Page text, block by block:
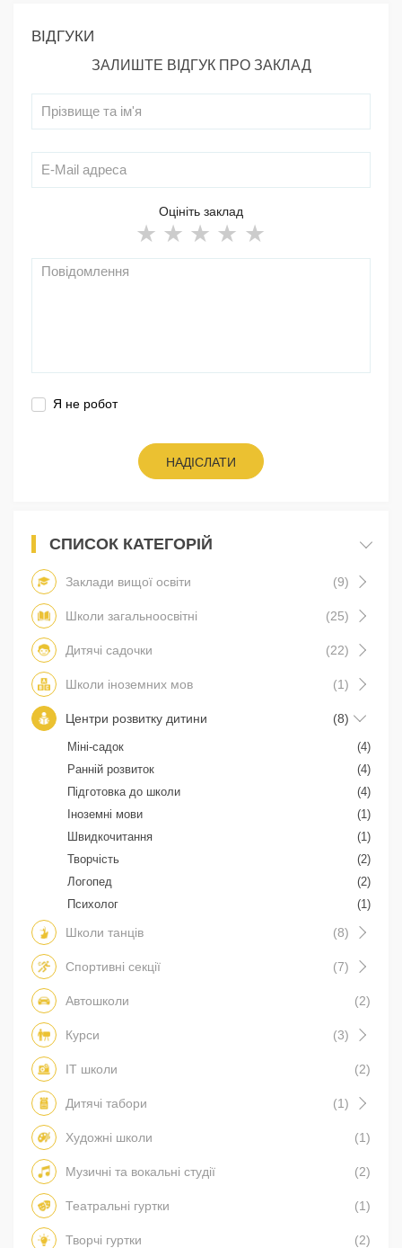
ВІДГУКИ
ЗАЛИШТЕ ВІДГУК ПРО ЗАКЛАД
Оцініть заклад
Я не робот
НАДІСЛАТИ
СПИСОК КАТЕГОРІЙ
Заклади вищої освіти (9)
Школи загальноосвітні (25)
Дитячі садочки (22)
Школи іноземних мов (1)
Центри розвитку дитини (8)
Міні-садок
(4)
Ранній розвиток
(4)
Підготовка до школи
(4)
Іноземні мови
(1)
Швидкочитання
(1)
Творчість
(2)
Логопед
(2)
Психолог
(1)
Школи танців (8)
Спортивні секції (7)
Автошколи (2)
Курси (3)
IT школи (2)
Дитячі табори (1)
Художні школи (1)
Музичні та вокальні студії (2)
Театральні гуртки (1)
Творчі гуртки (2)